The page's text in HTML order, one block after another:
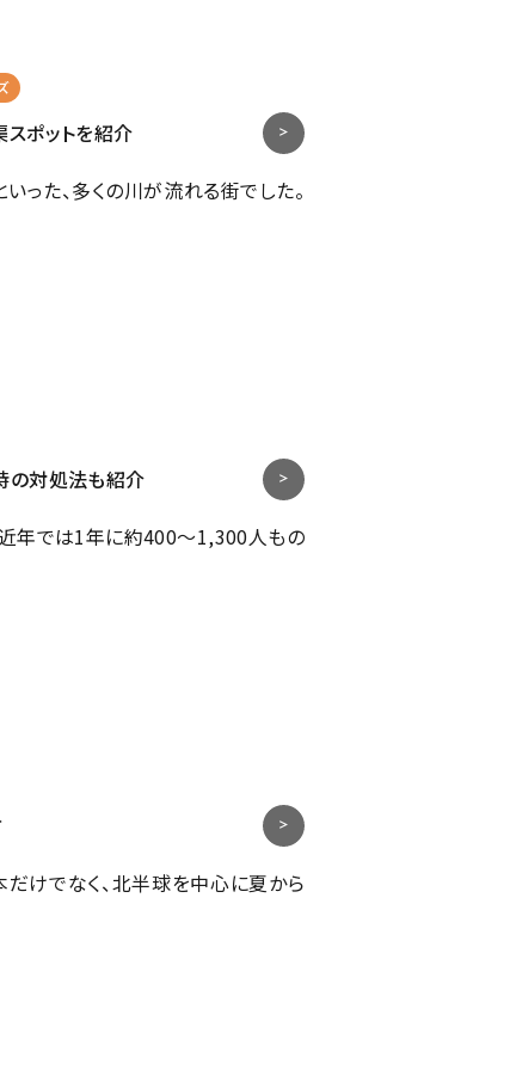
ポットを紹介
った、多くの川が流れる街でした。
の対処法も紹介
年では1年に約400～1,300人もの
だけでなく、北半球を中心に夏から